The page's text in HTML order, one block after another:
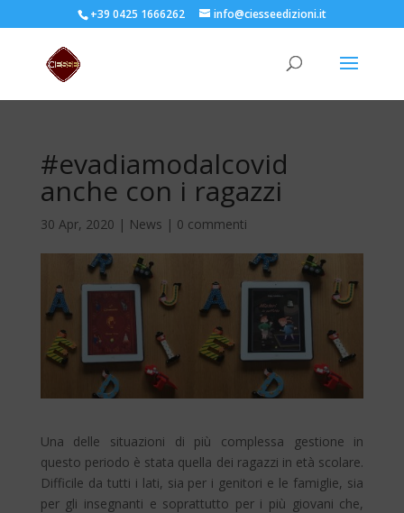
+39 0425 1666262 info@ciesseedizioni.it
#evadiamodalcovid
anche con i ragazzi
30 Apr, 2020 | News | 0 commenti
Una delle situazioni di più complessa gestione in
questo periodo è stata quella dei ragazzi in età scolare.
Difficile da tutti i lati, sia per i genitori e le famiglie, sia
per gli insegnanti e soprattutto per i più giovani che,